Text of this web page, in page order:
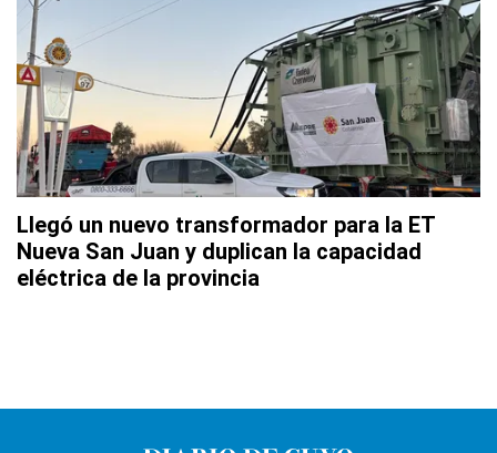
Llegó un nuevo transformador para la ET
Nueva San Juan y duplican la capacidad
eléctrica de la provincia